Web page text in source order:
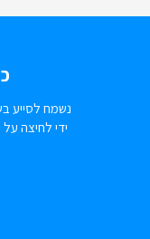
נשמח לסייע
ידי לחיצה